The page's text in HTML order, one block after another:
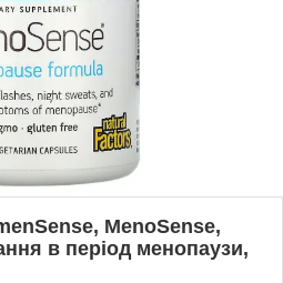
MenoSense,
в період менопаузи,